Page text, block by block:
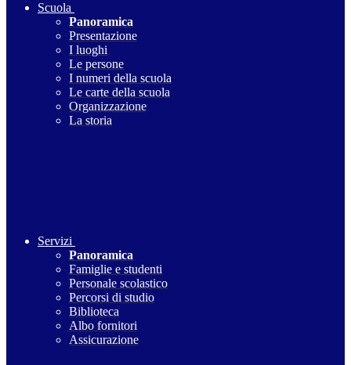
Scuola
Panoramica
Presentazione
I luoghi
Le persone
I numeri della scuola
Le carte della scuola
Organizzazione
La storia
Servizi
Panoramica
Famiglie e studenti
Personale scolastico
Percorsi di studio
Biblioteca
Albo fornitori
Assicurazione